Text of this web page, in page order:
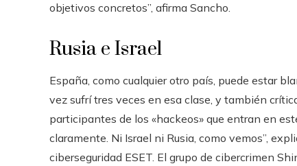
objetivos concretos”, afirma Sancho.
Rusia e Israel
España, como cualquier otro país, puede estar
vez sufrí tres veces en esa clase, y también
participantes de los «hackeos» que entran en
claramente. Ni Israel ni Rusia, como vemos”,
ciberseguridad ESET. El grupo de cibercrimen